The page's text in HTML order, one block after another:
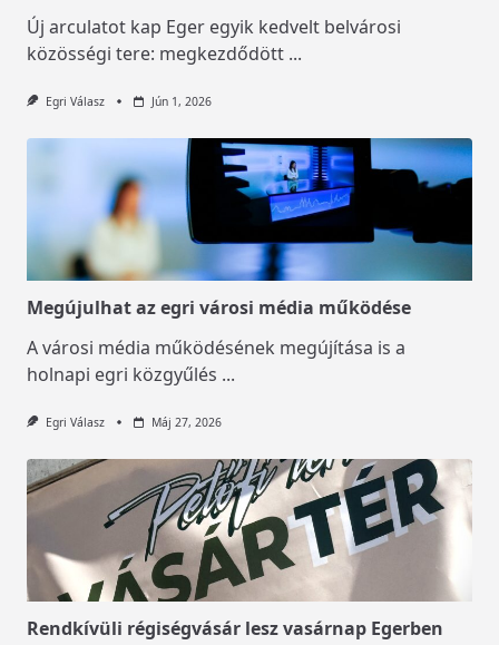
Új arculatot kap Eger egyik kedvelt belvárosi
közösségi tere: megkezdődött ...
Egri Válasz Jún 1, 2026
Megújulhat az egri városi média működése
A városi média működésének megújítása is a
holnapi egri közgyűlés ...
Egri Válasz Máj 27, 2026
Rendkívüli régiségvásár lesz vasárnap Egerben